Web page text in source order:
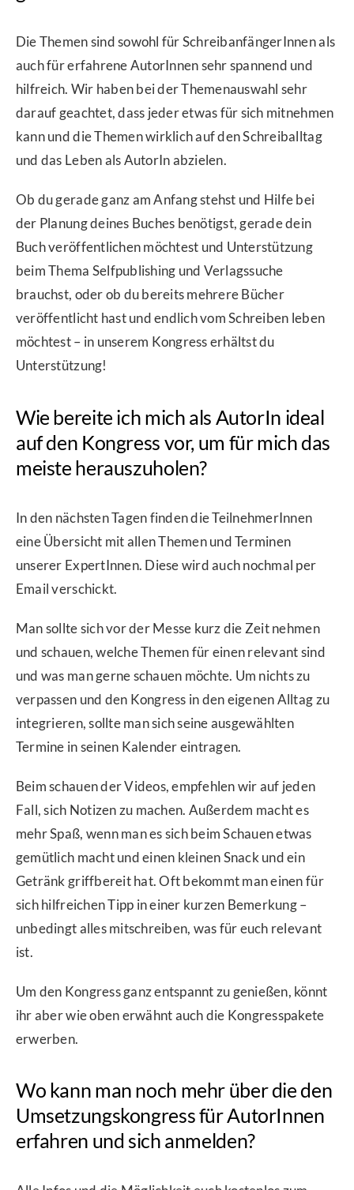
Die Themen sind sowohl für SchreibanfängerInnen als
auch für erfahrene AutorInnen sehr spannend und
hilfreich. Wir haben bei der Themenauswahl sehr
darauf geachtet, dass jeder etwas für sich mitnehmen
kann und die Themen wirklich auf den Schreiballtag
und das Leben als AutorIn abzielen.
Ob du gerade ganz am Anfang stehst und Hilfe bei
der Planung deines Buches benötigst, gerade dein
Buch veröffentlichen möchtest und Unterstützung
beim Thema Selfpublishing und Verlagssuche
brauchst, oder ob du bereits mehrere Bücher
veröffentlicht hast und endlich vom Schreiben leben
möchtest – in unserem Kongress erhältst du
Unterstützung!
Wie bereite ich mich als AutorIn ideal
auf den Kongress vor, um für mich das
meiste herauszuholen?
In den nächsten Tagen finden die TeilnehmerInnen
eine Übersicht mit allen Themen und Terminen
unserer ExpertInnen. Diese wird auch nochmal per
Email verschickt.
Man sollte sich vor der Messe kurz die Zeit nehmen
und schauen, welche Themen für einen relevant sind
und was man gerne schauen möchte. Um nichts zu
verpassen und den Kongress in den eigenen Alltag zu
integrieren, sollte man sich seine ausgewählten
Termine in seinen Kalender eintragen.
Beim schauen der Videos, empfehlen wir auf jeden
Fall, sich Notizen zu machen. Außerdem macht es
mehr Spaß, wenn man es sich beim Schauen etwas
gemütlich macht und einen kleinen Snack und ein
Getränk griffbereit hat. Oft bekommt man einen für
sich hilfreichen Tipp in einer kurzen Bemerkung –
unbedingt alles mitschreiben, was für euch relevant
ist.
Um den Kongress ganz entspannt zu genießen, könnt
ihr aber wie oben erwähnt auch die Kongresspakete
erwerben.
Wo kann man noch mehr über die den
Umsetzungskongress für AutorInnen
erfahren und sich anmelden?